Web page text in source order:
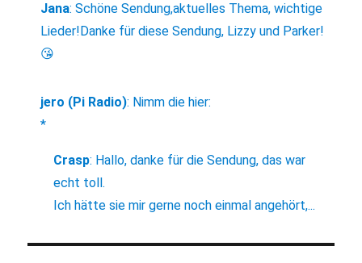
Jana:Schöne Sendung,aktuelles Thema, wichtige
Lieder!Danke für diese Sendung, Lizzy und Parker!
😘
jero (Pi Radio): Nimm die hier:
*
Crasp: Hallo, danke für die Sendung, das war
echt toll.
Ich hätte sie mir gerne noch einmal angehört,...